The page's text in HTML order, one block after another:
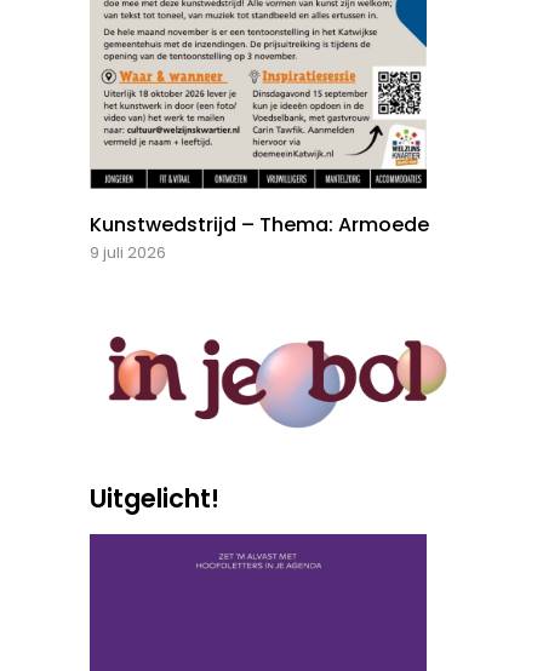
Kunstwedstrijd – Thema: Armoede
9 juli 2026
Uitgelicht!